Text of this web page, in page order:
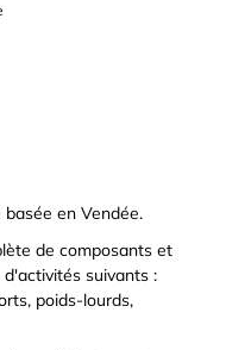
en Vendée.
de composants et
suivants :
poids-lourds,